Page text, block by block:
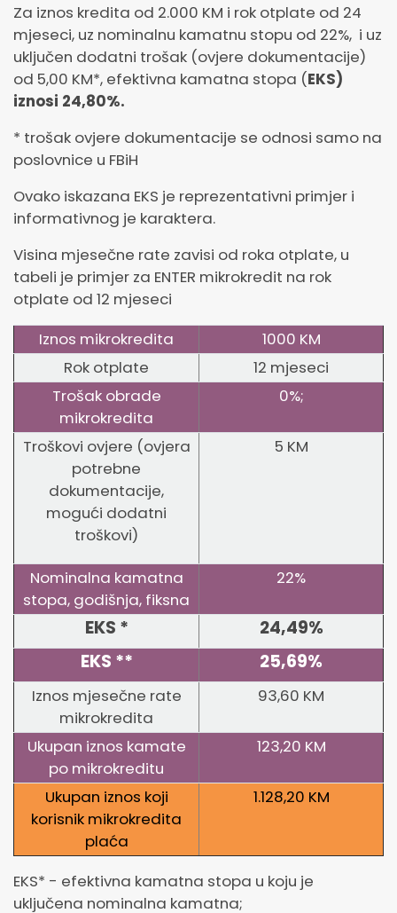
Za iznos kredita od 2.000 KM i rok otplate od 24
mjeseci, uz nominalnu kamatnu stopu od 22%, i uz
uključen dodatni trošak (ovjere dokumentacije)
od 5,00 KM*, efektivna kamatna stopa (EKS)
iznosi 24,80%.
* trošak ovjere dokumentacije se odnosi samo na
poslovnice u FBiH
Ovako iskazana EKS je reprezentativni primjer i
informativnog je karaktera.
Visina mjesečne rate zavisi od roka otplate, u
tabeli je primjer za ENTER mikrokredit na rok
otplate od 12 mjeseci
Iznos mikrokredita
1000 KM
Rok otplate
12 mjeseci
Trošak obrade
mikrokredita
0%;
Troškovi ovjere (ovjera
potrebne
dokumentacije,
mogući dodatni
troškovi)
5 KM
Nominalna kamatna
stopa, godišnja, fiksna
22%
EKS *
24,49%
EKS **
25,69%
Iznos mjesečne rate
mikrokredita
93,60 KM
Ukupan iznos kamate
po mikrokreditu
123,20 KM
Ukupan iznos koji
korisnik mikrokredita
plaća
1.128,20 KM
EKS* - efektivna kamatna stopa u koju je
uključena nominalna kamatna;